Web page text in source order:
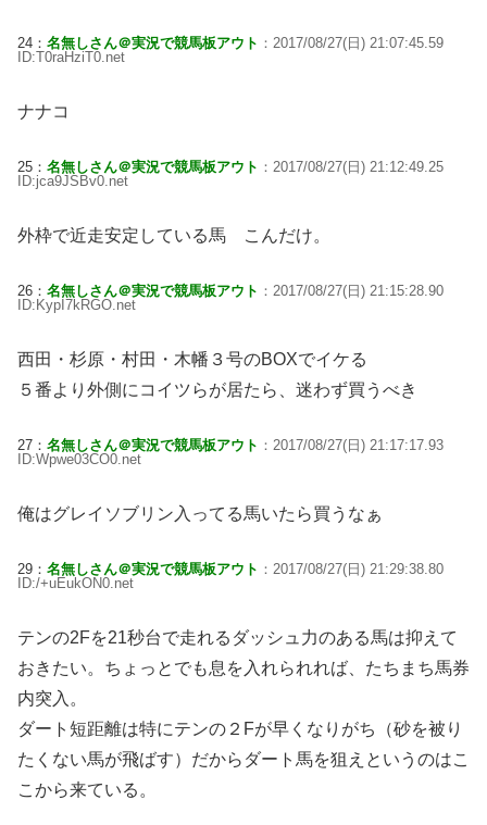
24： 名無しさん＠実況で競馬板アウト ：2017/08/27(日) 21:07:45.59
ID:T0raHziT0.net
ナナコ
25： 名無しさん＠実況で競馬板アウト ：2017/08/27(日) 21:12:49.25
ID:jca9JSBv0.net
外枠で近走安定している馬 こんだけ。
26： 名無しさん＠実況で競馬板アウト ：2017/08/27(日) 21:15:28.90
ID:KypI7kRGO.net
西田・杉原・村田・木幡３号のBOXでイケる
５番より外側にコイツらが居たら、迷わず買うべき
27： 名無しさん＠実況で競馬板アウト ：2017/08/27(日) 21:17:17.93
ID:Wpwe03CO0.net
俺はグレイソブリン入ってる馬いたら買うなぁ
29： 名無しさん＠実況で競馬板アウト ：2017/08/27(日) 21:29:38.80
ID:/+uEukON0.net
テンの2Fを21秒台で走れるダッシュ力のある馬は抑えて
おきたい。ちょっとでも息を入れられれば、たちまち馬券
内突入。
ダート短距離は特にテンの２Fが早くなりがち（砂を被り
たくない馬が飛ばす）だからダート馬を狙えというのはこ
こから来ている。